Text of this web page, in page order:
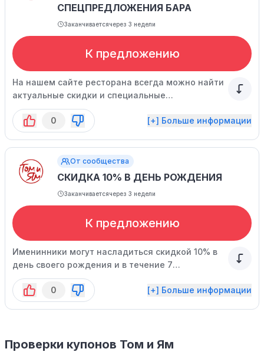
СПЕЦПРЕДЛОЖЕНИЯ БАРА
Заканчиваетсячерез 3 недели
К предложению
На нашем сайте ресторана всегда можно найти
актуальные скидки и специальные
предложения для наших гостей.
0
[+] Больше информации
От сообщества
СКИДКА 10% В ДЕНЬ РОЖДЕНИЯ
Заканчиваетсячерез 3 недели
К предложению
Именинники могут насладиться скидкой 10% в
день своего рождения и в течение 7
последующих дней. Скидка предоставляется
при посещении ресторана, но не суммируется с
другими акциями. Данное предложение не
0 [+] Больше информации
Проверки купонов Том и Ям